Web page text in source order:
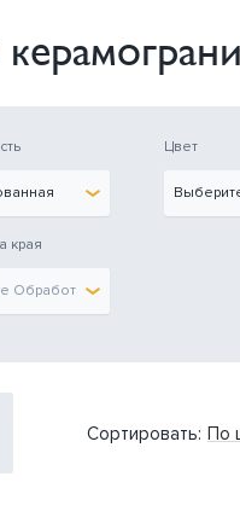
Цвет
края
Обработка края
Сортировать: По